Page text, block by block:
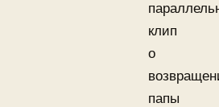
клип
о
папы